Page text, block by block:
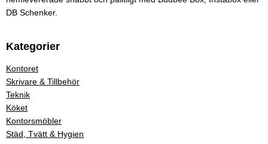
DB Schenker.
Kategorier
Kontoret
Skrivare & Tillbehör
Teknik
Köket
Kontorsmöbler
Städ, Tvätt & Hygien